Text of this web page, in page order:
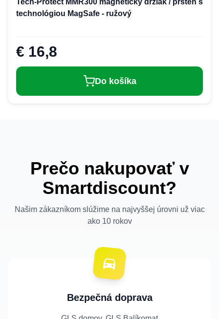
technológiou MagSafe - ružový
€ 16,8
Do košíka
Prečo nakupovať v
Smartdiscount?
Našim zákazníkom slúžime na najvyššej úrovni už viac
ako 10 rokov
Bezpečná doprava